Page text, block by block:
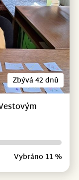
Zbývá 42 dnů
Vybráno 11 %